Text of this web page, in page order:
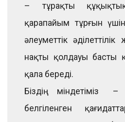
– тұрақты
қарапайым тұрғын үшін
әлеуметтік әділеттілік
нақты қолдауы басты
қала береді.
Біздің міндетіміз –
белгіленген